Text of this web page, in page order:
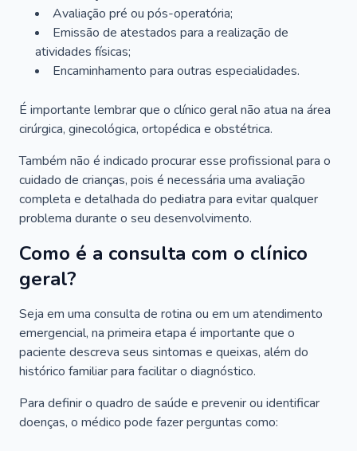
Avaliação pré ou pós-operatória;
Emissão de atestados para a realização de
atividades físicas;
Encaminhamento para outras especialidades.
É importante lembrar que o clínico geral não atua na área
cirúrgica, ginecológica, ortopédica e obstétrica.
Também não é indicado procurar esse profissional para o
cuidado de crianças, pois é necessária uma avaliação
completa e detalhada do pediatra para evitar qualquer
problema durante o seu desenvolvimento.
Como é a consulta com o clínico
geral?
Seja em uma consulta de rotina ou em um atendimento
emergencial, na primeira etapa é importante que o
paciente descreva seus sintomas e queixas, além do
histórico familiar para facilitar o diagnóstico.
Para definir o quadro de saúde e prevenir ou identificar
doenças, o médico pode fazer perguntas como: